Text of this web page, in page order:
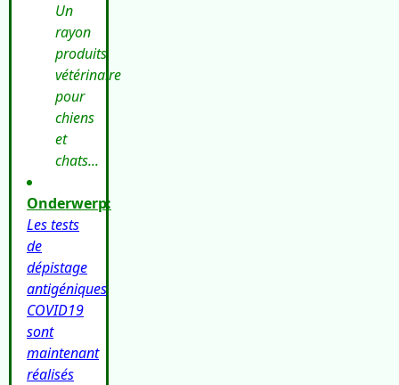
Un
rayon
produits
vétérinaire
pour
chiens
et
chats...
Onderwerp:
Les tests
de
dépistage
antigéniques
COVID19
sont
maintenant
réalisés